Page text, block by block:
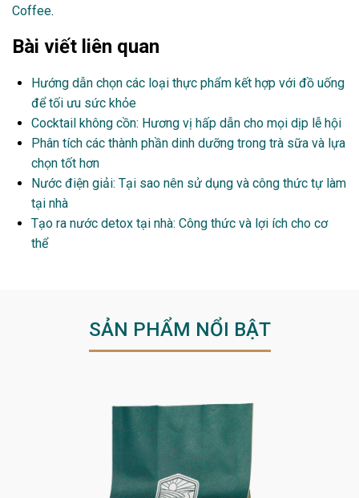
Coffee.
Bài viết liên quan
Hướng dẫn chọn các loại thực phẩm kết hợp với đồ uống
để tối ưu sức khỏe
Cocktail không cồn: Hương vị hấp dẫn cho mọi dịp lễ hội
Phân tích các thành phần dinh dưỡng trong trà sữa và lựa
chọn tốt hơn
Nước điện giải: Tại sao nên sử dụng và công thức tự làm
tại nhà
Tạo ra nước detox tại nhà: Công thức và lợi ích cho cơ
thể
SẢN PHẨM NỔI BẬT